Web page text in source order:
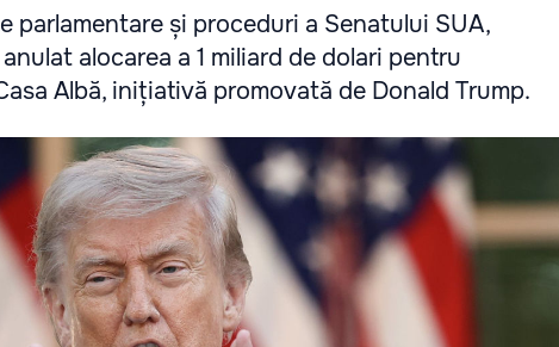
parlamentare și proceduri a Senatului SUA,
alocarea a 1 miliard de dolari pentru
Albă, inițiativă promovată de Donald Trump.